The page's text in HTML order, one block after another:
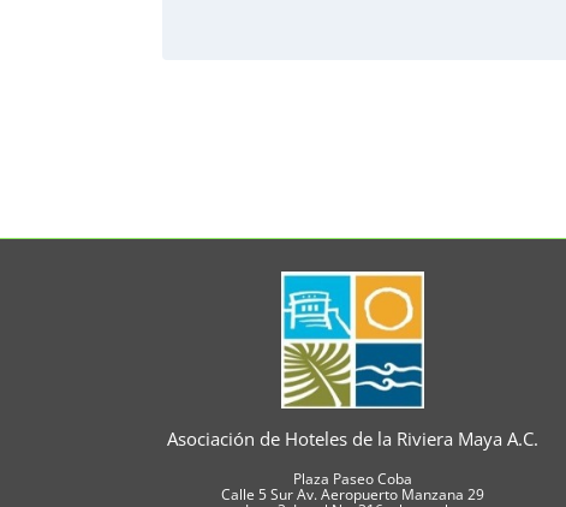
Asociación de Hoteles de la Riviera Maya A.C.
Plaza Paseo Coba
Calle 5 Sur Av. Aeropuerto Manzana 29